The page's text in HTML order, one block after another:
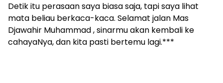
Detik itu perasaan saya biasa saja, tapi saya lihat
mata beliau berkaca-kaca. Selamat jalan Mas
Djawahir Muhammad , sinarmu akan kembali ke
cahayaNya, dan kita pasti bertemu lagi.***